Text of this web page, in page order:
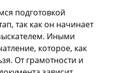
подготовкой
так как он начинает
Иными
которое, как
От грамотности и